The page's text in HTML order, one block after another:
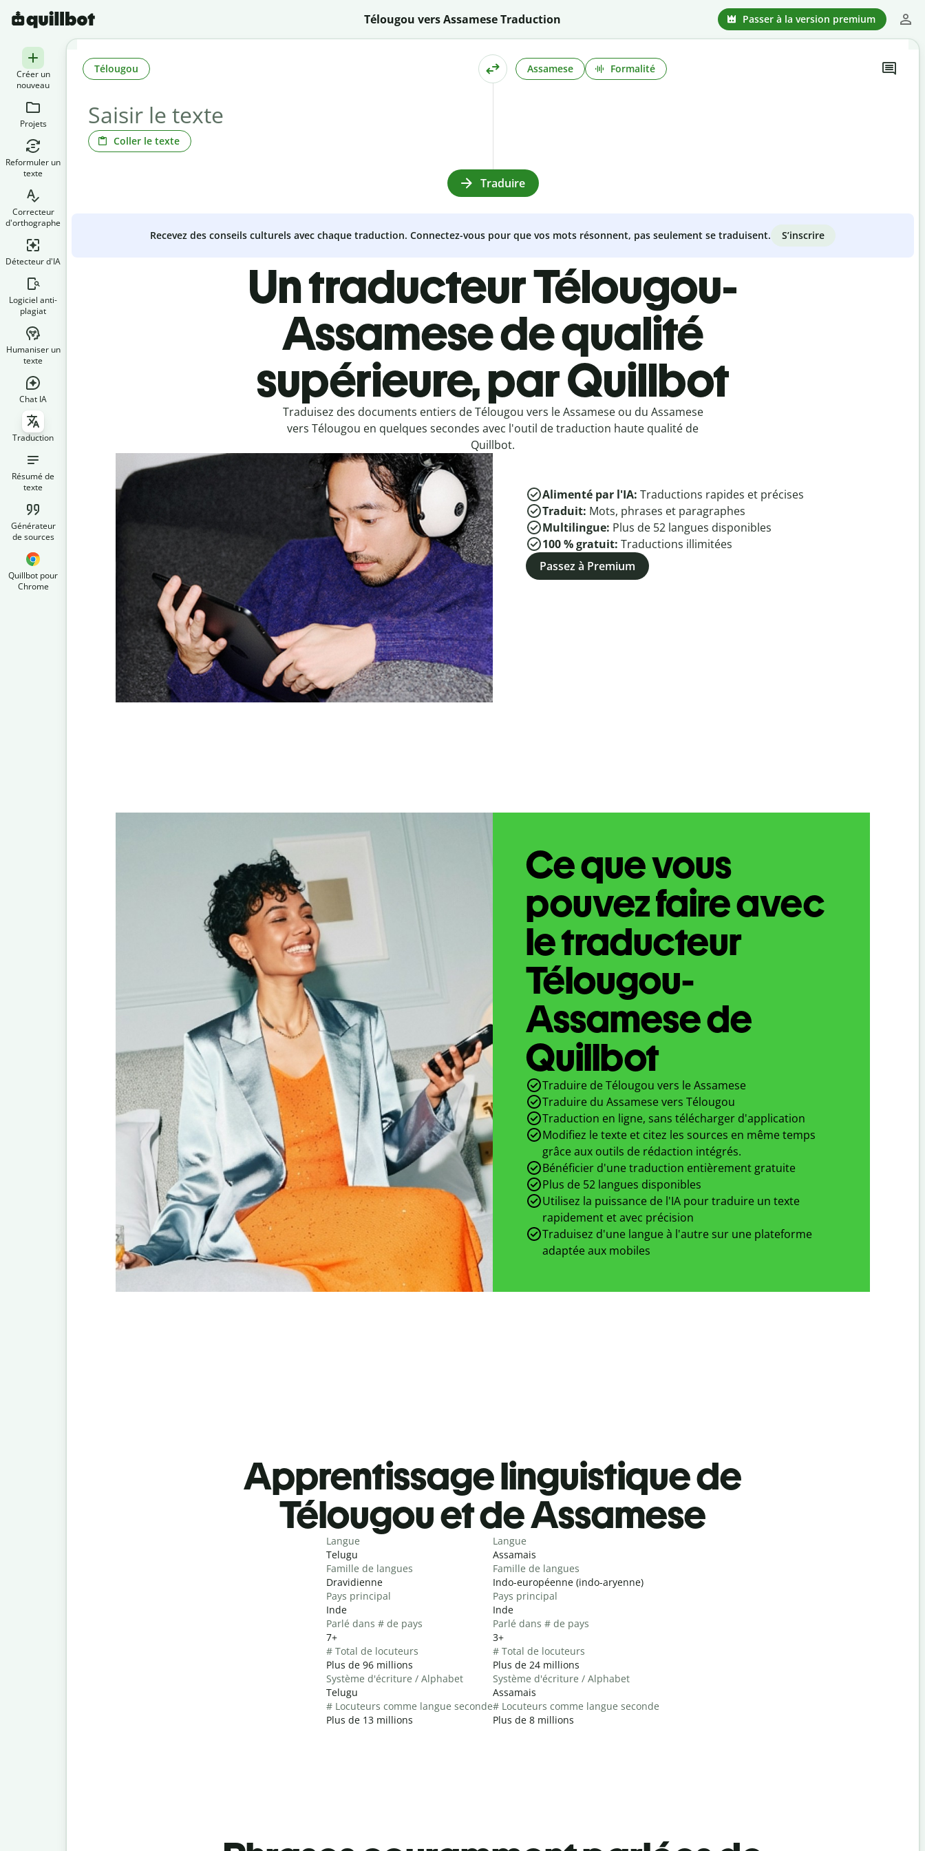
Télougou vers Assamese Traduction Passer à la version premium
Créer un
nouveau
Projets
Reformuler un
texte
Correcteur
d'orthographe
Détecteur d'IA
Logiciel anti-
plagiat
Humaniser un
texte
Chat IA
Traduction
Résumé de
texte
Générateur
de sources
Quillbot pour
Chrome
Coller le texte
Télougou Assamese Formalité
Traduire
Recevez des conseils culturels avec chaque traduction. Connectez-vous pour que vos mots résonnent, pas seulement se traduisent. S’inscrire
Un traducteur Télougou-
Assamese de qualité
supérieure, par Quillbot
Traduisez des documents entiers de Télougou vers le Assamese ou du Assamese
vers Télougou en quelques secondes avec l'outil de traduction haute qualité de
Quillbot.
Alimenté par l'IA: Traductions rapides et précises
Traduit: Mots, phrases et paragraphes
Multilingue: Plus de 52 langues disponibles
100 % gratuit: Traductions illimitées
Passez à Premium
Ce que vous
pouvez faire avec
le traducteur
Télougou-
Assamese de
Quillbot
Traduire de Télougou vers le Assamese
Traduire du Assamese vers Télougou
Traduction en ligne, sans télécharger d'application
Modifiez le texte et citez les sources en même temps
grâce aux outils de rédaction intégrés.
Bénéficier d'une traduction entièrement gratuite
Plus de 52 langues disponibles
Utilisez la puissance de l'IA pour traduire un texte
rapidement et avec précision
Traduisez d'une langue à l'autre sur une plateforme
adaptée aux mobiles
Apprentissage linguistique de
Télougou et de Assamese
Langue
Telugu
Famille de langues
Dravidienne
Pays principal
Inde
Parlé dans # de pays
7+
# Total de locuteurs
Plus de 96 millions
Système d'écriture / Alphabet
Telugu
# Locuteurs comme langue seconde
Plus de 13 millions
Langue
Assamais
Famille de langues
Indo-européenne (indo-aryenne)
Pays principal
Inde
Parlé dans # de pays
3+
# Total de locuteurs
Plus de 24 millions
Système d'écriture / Alphabet
Assamais
# Locuteurs comme langue seconde
Plus de 8 millions